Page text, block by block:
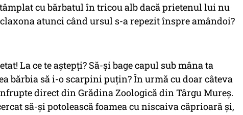
cu bărbatul în tricou alb dacă prietenul lui nu
atunci când ursul s-a repezit înspre amândoi?
La ce te aștepți? Să-și bage capul sub mâna ta
bărbia să i-o scarpini puțin? În urmă cu doar câteva
direct din Grădina Zoologică din Târgu Mureș.
să-și potolească foamea cu niscaiva căprioară și,